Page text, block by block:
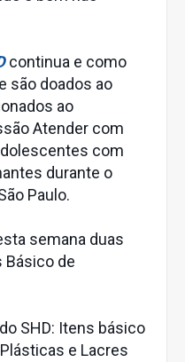
continua e como
são doados ao
ao
Atender com
com
durante o
Paulo.
semana duas
Básico de
SHD: Itens básico
e Lacres